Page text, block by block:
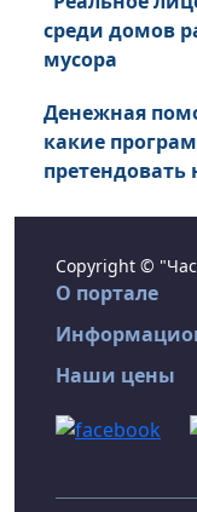
среди домов
мусора
Денежная
какие
Copyright ©
О портале
Наши цены